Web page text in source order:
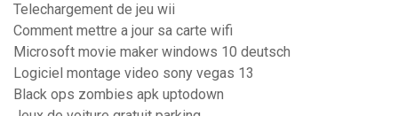
Telechargement de jeu wii
Comment mettre a jour sa carte wifi
Microsoft movie maker windows 10 deutsch
Logiciel montage video sony vegas 13
Black ops zombies apk uptodown